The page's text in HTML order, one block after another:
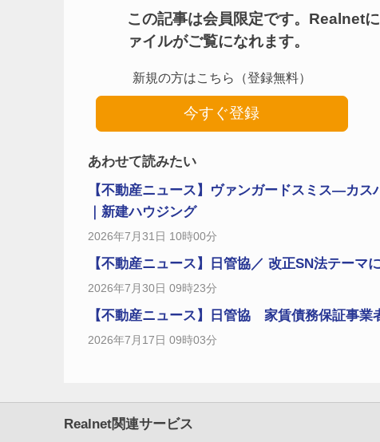
この記事は会員限定です。Realnet
ァイルがご覧になれます。
新規の方はこちら（登録無料）
今すぐ登録
あわせて読みたい
【不動産ニュース】ヴァンガードスミス―カ
｜新建ハウジング
2026年7月31日 10時00分
【不動産ニュース】日管協／ 改正SN法テー
2026年7月30日 09時23分
【不動産ニュース】日管協 家賃債務保証事
2026年7月17日 09時03分
Realnet関連サービス